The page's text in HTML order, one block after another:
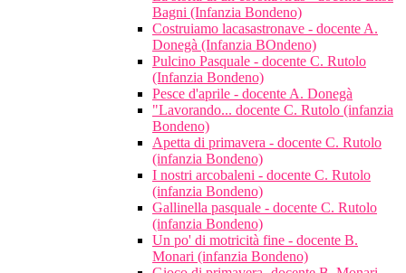
Bagni (Infanzia Bondeno)
Costruiamo lacasastronave - docente A.
Donegà (Infanzia BOndeno)
Pulcino Pasquale - docente C. Rutolo
(Infanzia Bondeno)
Pesce d'aprile - docente A. Donegà
"Lavorando... docente C. Rutolo (infanzia
Bondeno)
Apetta di primavera - docente C. Rutolo
(infanzia Bondeno)
I nostri arcobaleni - docente C. Rutolo
(infanzia Bondeno)
Gallinella pasquale - docente C. Rutolo
(infanzia Bondeno)
Un po' di motricità fine - docente B.
Monari (infanzia Bondeno)